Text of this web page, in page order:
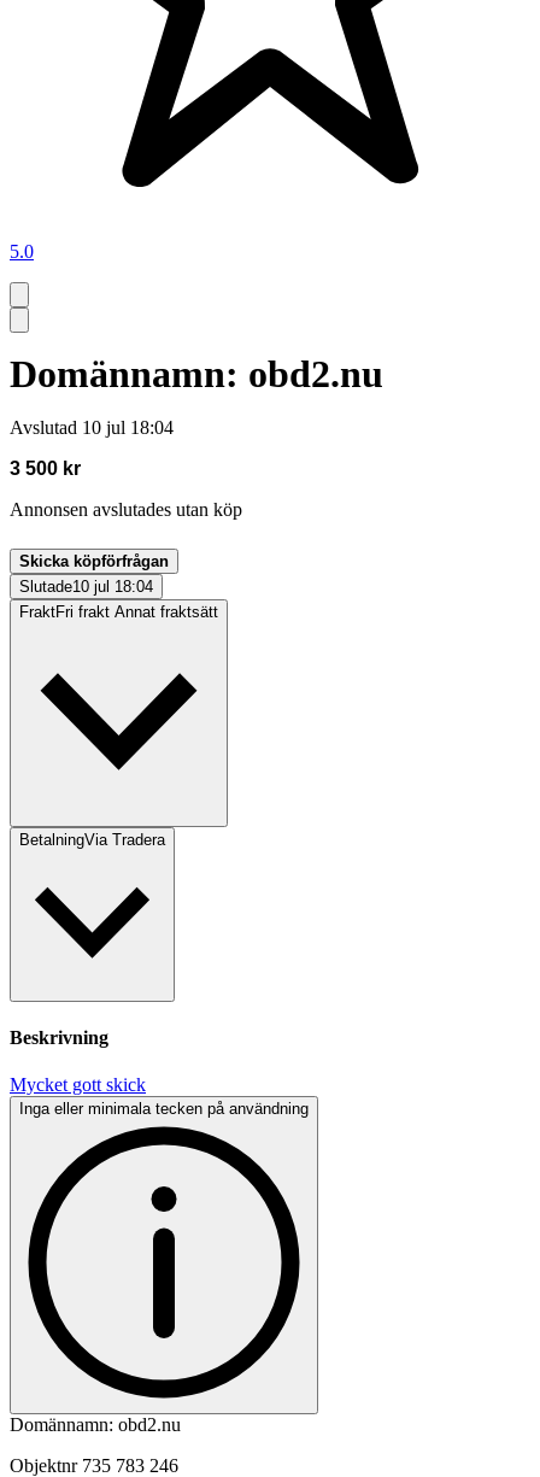
5.0
Domännamn: obd2.nu
Avslutad 10 jul 18:04
3 500 kr
Annonsen avslutades utan köp
Skicka köpförfrågan
Slutade10 jul 18:04
FraktFri frakt Annat fraktsätt
BetalningVia Tradera
Beskrivning
Mycket gott skick
Inga eller minimala tecken på användning
Domännamn: obd2.nu
Objektnr 735 783 246